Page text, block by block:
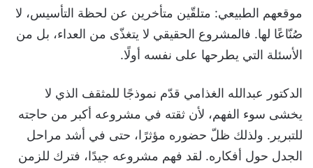
موقعهم الطبيعي: متلقّين متأخرين عن لحظة التأسيس، لا
صُنّاعًا لها. فالمشروع الحقيقي لا يتغذّى من العداء، بل من
الأسئلة التي يطرحها على نفسه أولًا.
الدكتور عبدالله الغذامي قدّم نموذجًا للمثقف الذي لا
يخشى سوء الفهم، لأن ثقته في مشروعه أكبر من حاجته
للتبرير. ولذلك ظلّ حضوره مؤثرًا، حتى في أشد مراحل
الجدل حول أفكاره. لقد فهم مشروعه جيدًا، فترك للزمن